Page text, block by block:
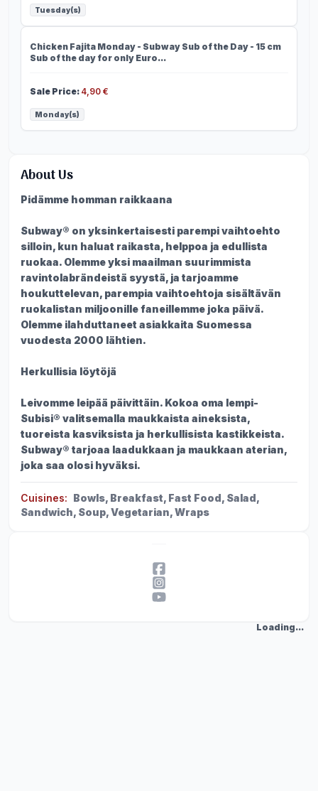
Tuesday(s)
Chicken Fajita
Chicken Fajita Monday - Subway Sub of the Day - 15 cm
Sub of the day for only Euro...
Sale Price: 4,90 €
Monday(s)
About Us
Pidämme homman raikkaana
Subway® on yksinkertaisesti parempi vaihtoehto
silloin, kun haluat raikasta, helppoa ja edullista
ruokaa. Olemme yksi maailman suurimmista
ravintolabrändeistä syystä, ja tarjoamme
houkuttelevan, parempia vaihtoehtoja sisältävän
ruokalistan miljoonille faneillemme joka päivä.
Olemme ilahduttaneet asiakkaita Suomessa
vuodesta 2000 lähtien.
Herkullisia löytöjä
Leivomme leipää päivittäin. Kokoa oma lempi-
Subisi® valitsemalla maukkaista aineksista,
tuoreista kasviksista ja herkullisista kastikkeista.
Subway® tarjoaa laadukkaan ja maukkaan aterian,
joka saa olosi hyväksi.
Cuisines: Bowls, Breakfast, Fast Food, Salad,
Sandwich, Soup, Vegetarian, Wraps
Loading...